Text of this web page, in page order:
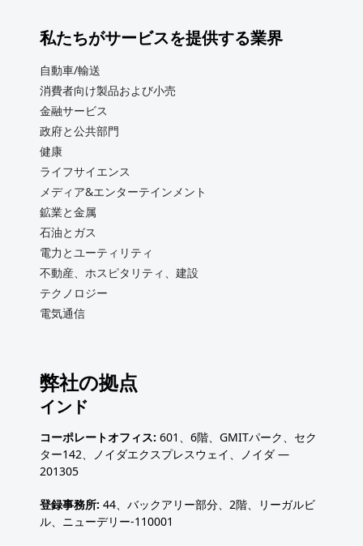
私たちがサービスを提供する業界
自動車/輸送
消費者向け製品および小売
金融サービス
政府と公共部門
健康
ライフサイエンス
メディア&エンターテインメント
鉱業と金属
石油とガス
電力とユーティリティ
不動産、ホスピタリティ、建設
テクノロジー
電気通信
弊社の拠点
インド
コーポレートオフィス:601、6階、GMITパーク、セク
ター142、ノイダエクスプレスウェイ、ノイダ —
201305
登録事務所: 44、バックアリー部分、2階、リーガルビ
ル、ニューデリー-110001